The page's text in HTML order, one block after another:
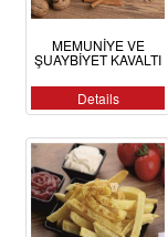
MEMUNİYE VE
ŞUAYBİYET KAVALTI
Details